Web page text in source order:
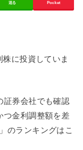
送る Pocket
に投資していま
証券会社でも確認
つ金利調整額を差
のランキングはこ